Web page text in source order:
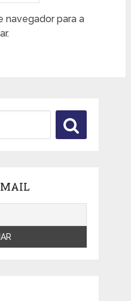
navegador para a
MAIL